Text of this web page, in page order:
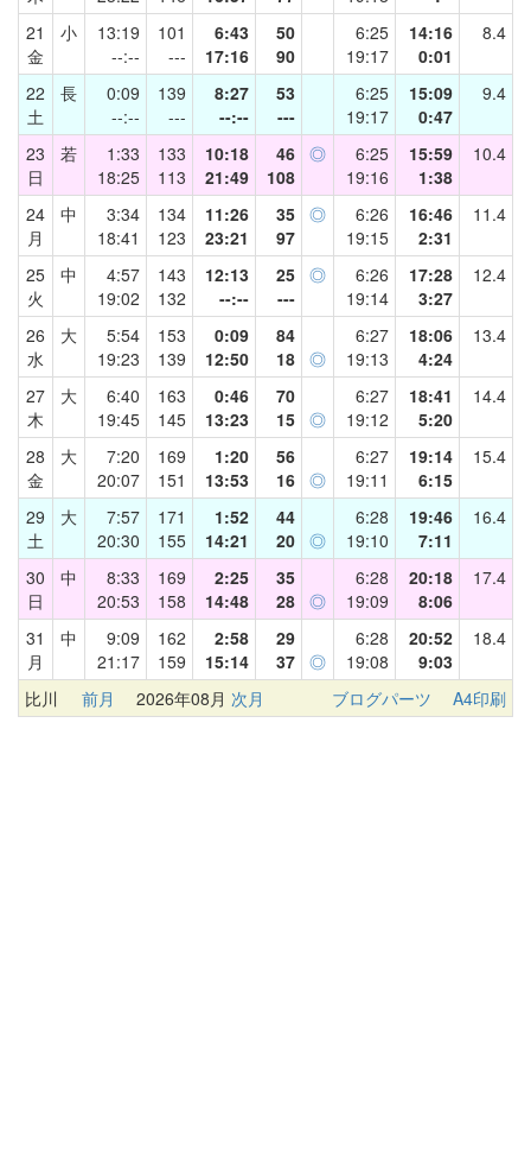
21
金
小
13:19
--:--
101
---
6:43
17:16
50
90
6:25
19:17
14:16
0:01
8.4
22
土
長
0:09
--:--
139
---
8:27
--:--
53
---
6:25
19:17
15:09
0:47
9.4
23
日
若
1:33
18:25
133
113
10:18
21:49
46
108
◎
6:25
19:16
15:59
1:38
10.4
24
月
中
3:34
18:41
134
123
11:26
23:21
35
97
◎
6:26
19:15
16:46
2:31
11.4
25
火
中
4:57
19:02
143
132
12:13
--:--
25
---
◎
6:26
19:14
17:28
3:27
12.4
26
水
大
5:54
19:23
153
139
0:09
12:50
84
18 ◎
6:27
19:13
18:06
4:24
13.4
27
木
大
6:40
19:45
163
145
0:46
13:23
70
15 ◎
6:27
19:12
18:41
5:20
14.4
28
金
大
7:20
20:07
169
151
1:20
13:53
56
16 ◎
6:27
19:11
19:14
6:15
15.4
29
土
大
7:57
20:30
171
155
1:52
14:21
44
20 ◎
6:28
19:10
19:46
7:11
16.4
30
日
中
8:33
20:53
169
158
2:25
14:48
35
28 ◎
6:28
19:09
20:18
8:06
17.4
31
月
中
9:09
21:17
162
159
2:58
15:14
29
37 ◎
6:28
19:08
20:52
9:03
18.4
比川 前月 2026年08月 次月 ブログパーツ A4印刷